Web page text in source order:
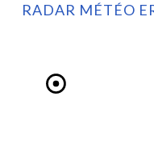
RADAR MÉTÉO